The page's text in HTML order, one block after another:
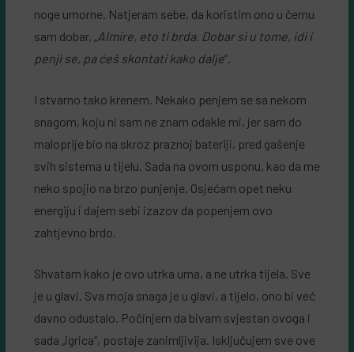
noge umorne. Natjeram sebe, da koristim ono u čemu
sam dobar. „
Almire, eto ti brda. Dobar si u tome, idi i
penji se, pa ćeš skontati kako dalje“.
I stvarno tako krenem. Nekako penjem se sa nekom
snagom, koju ni sam ne znam odakle mi, jer sam do
maloprije bio na skroz praznoj bateriji, pred gašenje
svih sistema u tijelu. Sada na ovom usponu, kao da me
neko spojio na brzo punjenje. Osjećam opet neku
energiju i dajem sebi izazov da popenjem ovo
zahtjevno brdo.
Shvatam kako je ovo utrka uma, a ne utrka tijela. Sve
je u glavi. Sva moja snaga je u glavi, a tijelo, ono bi već
davno odustalo. Počinjem da bivam svjestan ovoga i
sada „igrica“, postaje zanimljivija. Isključujem sve ove